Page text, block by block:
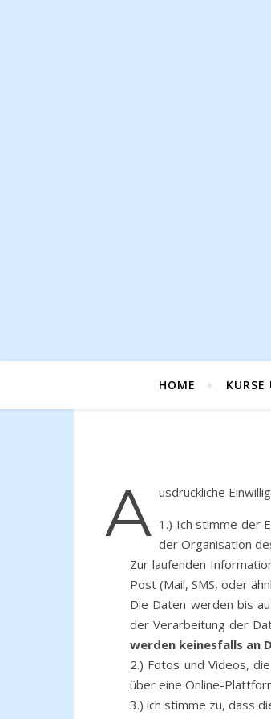
HOME
A usdrückliche
1.) Ich stimme der
der Organisation
Zur laufenden
Post (Mail, SMS, oder
Die Daten werden bis
der Verarbeitung der
werden keinesfalls an
2.) Fotos und Videos,
über eine Online-
3.) ich stimme zu, dass